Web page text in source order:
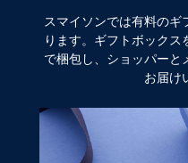
スマイソンでは有料のギ
ります。ギフトボックス
で梱包し、ショッパーと
お届け